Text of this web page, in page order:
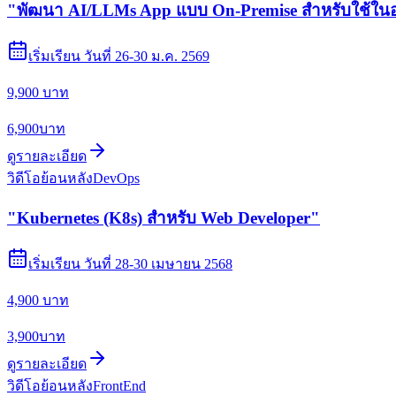
"พัฒนา AI/LLMs App แบบ On-Premise สำหรับใช้ใน
เริ่มเรียน วันที่ 26-30 ม.ค. 2569
9,900 บาท
6,900บาท
ดูรายละเอียด
วิดีโอย้อนหลังDevOps
"Kubernetes (K8s) สำหรับ Web Developer"
เริ่มเรียน วันที่ 28-30 เมษายน 2568
4,900 บาท
3,900บาท
ดูรายละเอียด
วิดีโอย้อนหลังFrontEnd